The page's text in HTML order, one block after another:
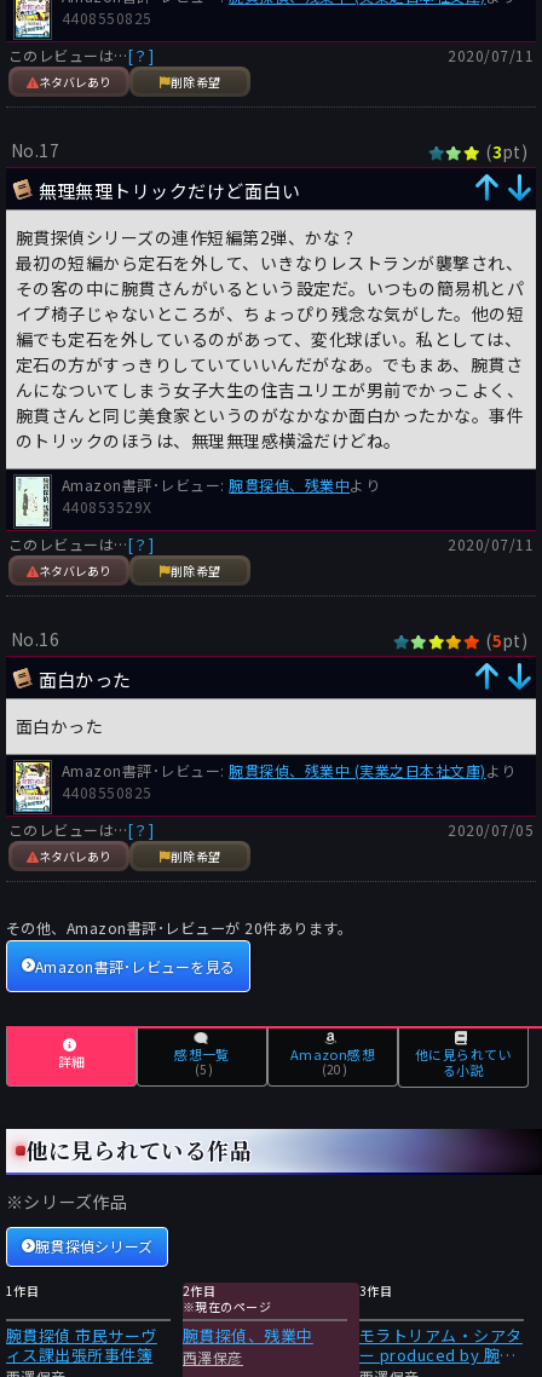
4408550825
このレビューは…[？]
ネタバレあり 削除希望
2020/07/11
No.17 (3pt)
無理無理トリックだけど面白い
腕貫探偵シリーズの連作短編第2弾、かな？
最初の短編から定石を外して、いきなりレストランが襲撃され、
その客の中に腕貫さんがいるという設定だ。いつもの簡易机とパ
イプ椅子じゃないところが、ちょっぴり残念な気がした。他の短
編でも定石を外しているのがあって、変化球ぽい。私としては、
定石の方がすっきりしていていいんだがなあ。でもまあ、腕貫さ
んになついてしまう女子大生の住吉ユリエが男前でかっこよく、
腕貫さんと同じ美食家というのがなかなか面白かったかな。事件
のトリックのほうは、無理無理感横溢だけどね。
Amazon書評･レビュー:腕貫探偵、残業中より
440853529X
このレビューは…[？]
ネタバレあり 削除希望
2020/07/11
No.16 (5pt)
面白かった
面白かった
Amazon書評･レビュー:腕貫探偵、残業中 (実業之日本社文庫)より
4408550825
このレビューは…[？]
ネタバレあり 削除希望
2020/07/05
その他、Amazon書評･レビューが 20件あります。
Amazon書評･レビューを見る
詳細 感想一覧
(5)
Amazon感想
(20)
他に見られてい
る小説
他に見られている作品
※シリーズ作品
腕貫探偵シリーズ
1作目
腕貫探偵 市民サーヴ
ィス課出張所事件簿
2作目
※現在のページ
腕貫探偵、残業中
西澤保彦
3作目
モラトリアム・シアタ
ー produced by 腕貫